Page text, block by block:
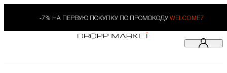
-7% НА ПЕРВУЮ ПОКУПКУ ПО ПРОМОКОДУ WELCOME7